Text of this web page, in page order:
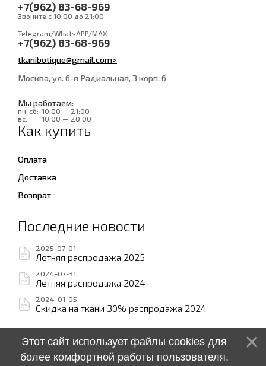
+7(962) 83-68-969
Звоните с 10:00 до 21:00
Telegram/WhatsAPP/MAX
+7(962) 83-68-969
tkanibotique@gmail.com>
Москва, ул. 6-я Радиальная, 3 корп. 6
Мы работаем:
пн-сб: 10:00 — 21:00
вс:
10:00 — 20:00
Как купить
Оплата
Доставка
Возврат
Последние новости
2025-07-01
Летняя распродажа 2025
2024-07-31
Летняя распродажа 2024
2024-01-05
Скидка на ткани 30% распродажа 2024
Этот сайт использует файлы cookies для
более комфортной работы пользователя.